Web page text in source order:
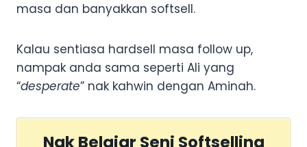
masa dan banyakkan softsell.
Kalau sentiasa hardsell masa follow up,
nampak anda sama seperti Ali yang
“desperate” nak kahwin dengan Aminah.
Nak Belajar Seni Softselling